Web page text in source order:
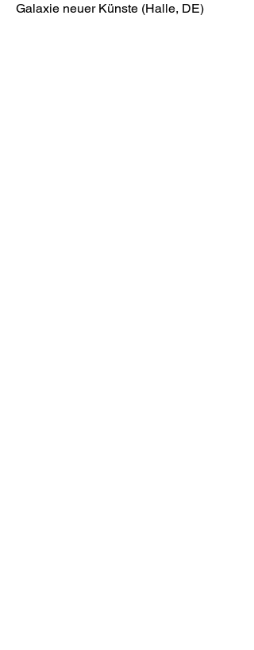
Galaxie neuer Künste (Halle, DE)